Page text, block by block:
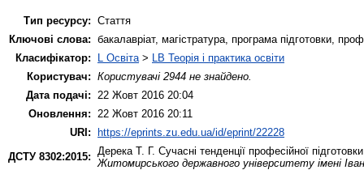
Тип ресурсу: Стаття
Ключові слова: бакалаврiат, магістратура, програма підготовки,
Класифікатор:
L Освіта > LB Теорія і практика освіти
Користувач: Користувачі 2944 не знайдено.
Дата подачі:
22 Жовт 2016 20:04
Оновлення:
22 Жовт 2016 20:11
URI: https://eprints.zu.edu.ua/id/eprint/22228
ДСТУ 8302:2015:
Дерека Т. Г. Сучасні тенденції професійної
Житомирського державного університету імені